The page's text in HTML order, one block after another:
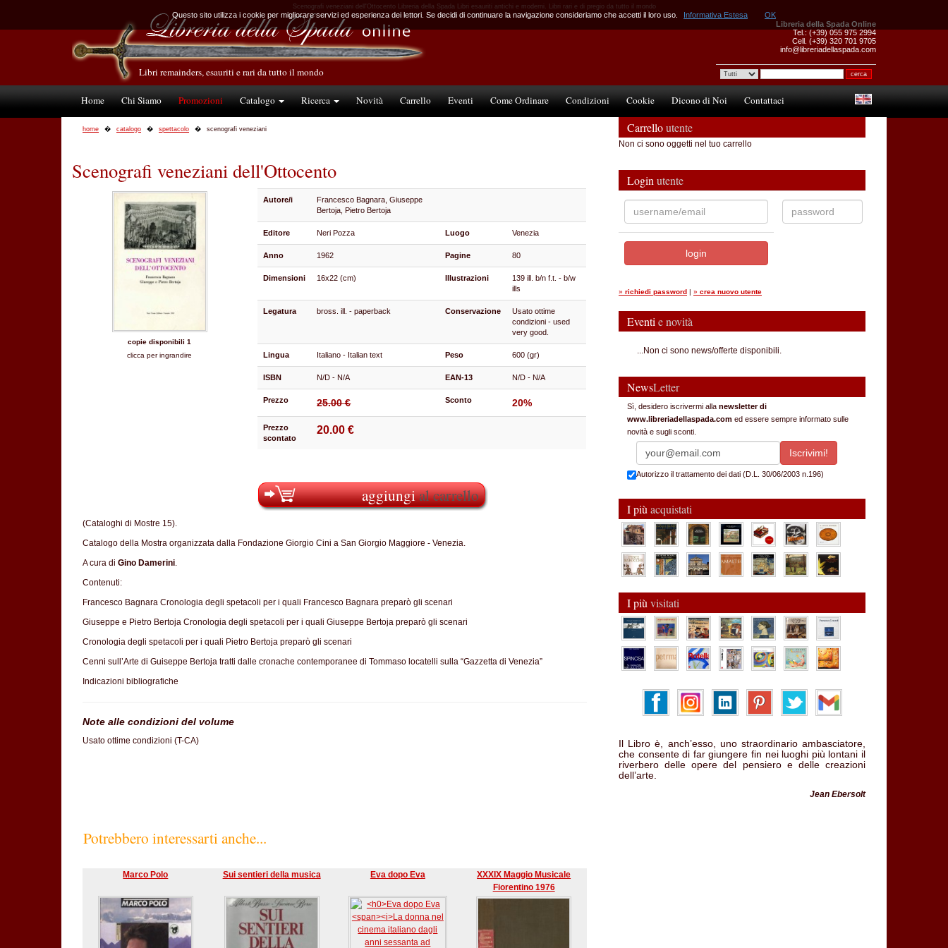
Scenografi veneziani dell'Ottocento Libreria della Spada Libri esauriti antichi e moderni. Libri rari e di pregio da tutto il mondo
Libreria della Spada Online
Tel.: (+39) 055 975 2994
Cell. (+39) 320 701 9705
info@libreriadellaspada.com
Libri remainders, esauriti e rari da tutto il mondo
Home Chi Siamo Promozioni Catalogo Ricerca Novità Carrello Eventi Come Ordinare Condizioni Cookie Dicono di Noi Contattaci
home catalogo spettacolo scenografi veneziani
Scenografi veneziani dell'Ottocento
copie disponibili 1
clicca per ingrandire
Autore/i
Francesco Bagnara, Giuseppe
Bertoja, Pietro Bertoja
Editore Neri Pozza Luogo Venezia
Anno 1962 Pagine 80
Dimensioni 16x22 (cm) Illustrazioni
139 ill. b/n f.t. - b/w
ills
Legatura bross. ill. - paperback Conservazione
Usato ottime
condizioni - used
very good.
Lingua Italiano - Italian text Peso 600 (gr)
ISBN N/D - N/A EAN-13 N/D - N/A
Prezzo 25.00 € Sconto 20%
Prezzo
scontato
20.00 €
aggiungial carrello
(Cataloghi di Mostre 15).
Catalogo della Mostra organizzata dalla Fondazione Giorgio Cini a San Giorgio Maggiore - Venezia.
A cura di Gino Damerini.
Contenuti:
Francesco Bagnara Cronologia degli spetacoli per i quali Francesco Bagnara preparò gli scenari
Giuseppe e Pietro Bertoja Cronologia degli spetacoli per i quali Giuseppe Bertoja preparò gli scenari
Cronologia degli spetacoli per i quali Pietro Bertoja preparò gli scenari
Cenni sull’Arte di Guiseppe Bertoja tratti dalle cronache contemporanee di Tommaso locatelli sulla “Gazzetta di Venezia”
Indicazioni bibliografiche
Note alle condizioni del volume
Usato ottime condizioni (T-CA)
Potrebbero interessarti anche...
Marco Polo Sui sentieri della musica Eva dopo Eva
XXXIX Maggio Musicale
Fiorentino 1976
Carrelloutente
Non ci sono oggetti nel tuo carrello
Login utente
» richiedi password | » crea nuovo utente
Eventi e novità
...Non ci sono news/offerte disponibili.
NewsLetter
Sì, desidero iscrivermi alla newsletter di
www.libreriadellaspada.com ed essere sempre informato sulle
novità e sugli sconti.
Autorizzo il trattamento dei dati (D.L. 30/06/2003 n.196)
I più acquistati
I più visitati
Il Libro è, anch’esso, uno straordinario ambasciatore,
che consente di far giungere fin nei luoghi più lontani il
riverbero delle opere del pensiero e delle creazioni
dell’arte.
Jean Ebersolt
Questo sito utilizza i cookie per migliorare servizi ed esperienza dei lettori. Se decidi di continuare la navigazione consideriamo che accetti il loro uso. Informativa Estesa OK